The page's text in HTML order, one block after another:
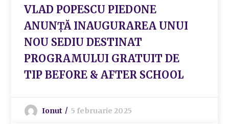
VLAD POPESCU PIEDONE
ANUNȚĂ INAUGURAREA UNUI
NOU SEDIU DESTINAT
PROGRAMULUI GRATUIT DE
TIP BEFORE & AFTER SCHOOL
Ionut 5 februarie 2025